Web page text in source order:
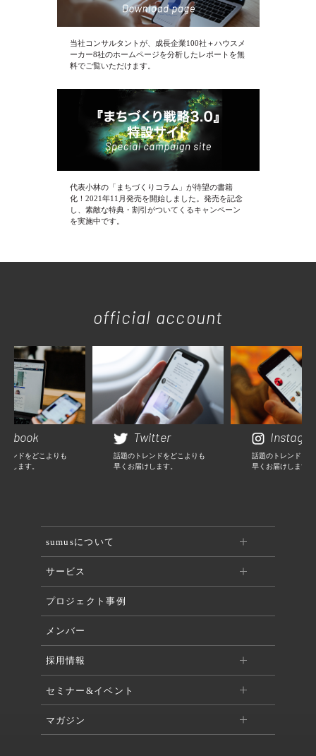
当社コンサルタントが、成長企業100社＋ハウスメ
ーカー8社のホームページを分析したレポートを無
料でご覧いただけます。
代表小林の「まちづくりコラム」が待望の書籍
化！2021年11月発売を開始しました。発売を記念
し、素敵な特典・割引がついてくるキャンペーン
を実施中です。
official account
レンドをどこよりも
けします。
Twitter
話題のトレンドをどこよりも
早くお届けします。
話題のトレンドを
早くお届けします。
sumusについて
サービス
プロジェクト事例
メンバー
採用情報
セミナー&イベント
マガジン